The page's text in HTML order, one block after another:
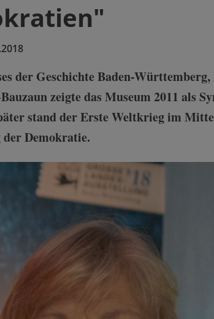
der Geschichte Baden-Württemberg,
zeigte das Museum 2011 als
stand der Erste Weltkrieg im
der Demokratie.